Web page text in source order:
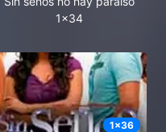
1x34
1x36